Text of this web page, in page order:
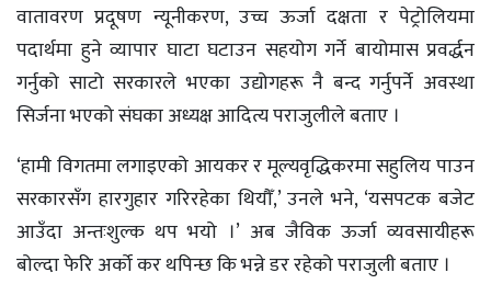
वातावरण प्रदूषण न्यूनीकरण, उच्च ऊर्जा दक्षता र पेट्रोलियमा
पदार्थमा हुने व्यापार घाटा घटाउन सहयोग गर्ने बायोमास प्रवर्द्धन
गर्नुको साटो सरकारले भएका उद्योगहरू नै बन्द गर्नुपर्ने अवस्था
सिर्जना भएको संघका अध्यक्ष आदित्य पराजुलीले बताए ।
‘हामी विगतमा लगाइएको आयकर र मूल्यवृद्धिकरमा सहुलिय पाउन
सरकारसँग हारगुहार गरिरहेका थियौँ,’ उनले भने, ‘यसपटक बजेट
आउँदा अन्तःशुल्क थप भयो ।’ अब जैविक ऊर्जा व्यवसायीहरू
बोल्दा फेरि अर्को कर थपिन्छ कि भन्ने डर रहेको पराजुली बताए ।